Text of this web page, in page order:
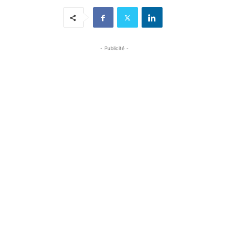
- Publicité -